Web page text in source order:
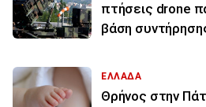
πτήσεις drone
βάση
ΕΛΛΑΔΑ
Θρήνος στην